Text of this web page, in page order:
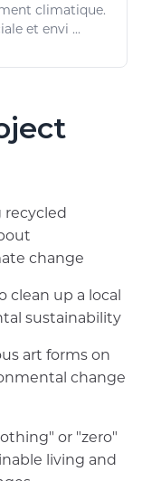
climatique.
et envi ...
recycled
change
clean up a local
sustainability
art forms on
change
or "zero"
living and